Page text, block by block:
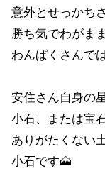
意外とせっかち
勝ち気でわがま
わんぱくさんで
安住さん自身の
小石、または宝
ありがたくない
小石です🗻